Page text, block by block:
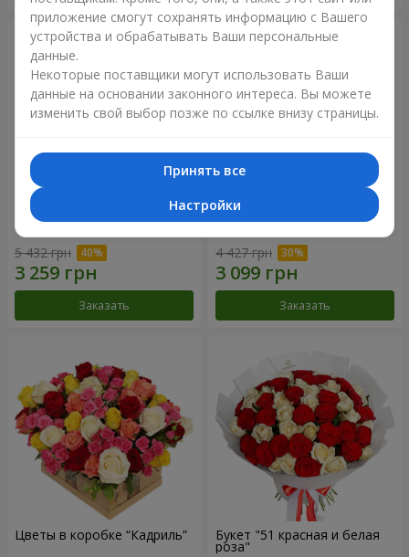
Букет "Сердце – сердцу"
5 432 грн
Заказать
Букет "Нежный оттенок"
4 427 грн
Заказать
Цветы в коробке “Кадриль” Букет "51 красная и белая
роза"
приложение смогут сохранять информацию с Вашего
устройства и обрабатывать Ваши персональные
данные.
Некоторые поставщики могут использовать Ваши
данные на основании законного интереса. Вы можете
изменить свой выбор позже по ссылке внизу страницы.
Принять все
Настройки